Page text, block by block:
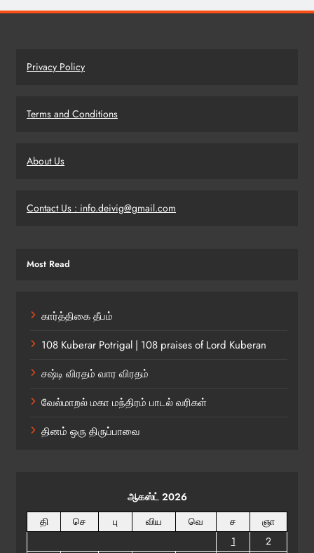
Privacy Policy
Terms and Conditions
About Us
Contact Us : info.deivig@gmail.com
Most Read
கார்த்திகை தீபம்
108 Kuberar Potrigal | 108 praises of Lord Kuberan
சஷ்டி விரதம் வார விரதம்
வேல்மாறல் மகா மந்திரம் பாடல் வரிகள்
தினம் ஒரு திருப்பாவை
ஆகஸ்ட் 2026
தி
செ பு விய வெ ச
ஞா
1
2